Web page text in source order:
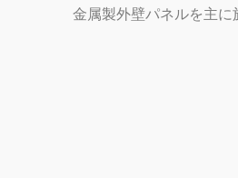
金属製外壁パネルを主に